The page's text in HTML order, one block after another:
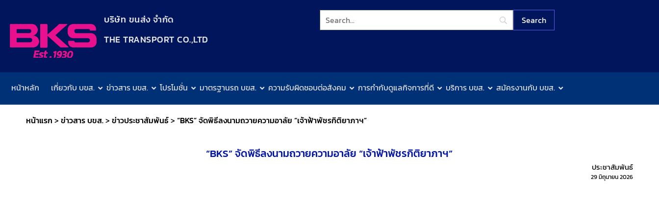
บริษัท ขนส่ง จำกัด
THE TRANSPORT CO.,LTD​
หน้าหลัก เกี่ยวกับ บขส. ข่าวสาร บขส. โปรโมชั่น มาตรฐานรถ บขส. ความรับผิดชอบต่อสังคม การกำกับดูแลกิจการที่ดี บริการ บขส. สมัครงานกับ บขส.
หน้าแรก >ข่าวสาร บขส.>ข่าวประชาสัมพันธ์>“BKS” จัดพิธีลงนามถวายความอาลัย “เจ้าฟ้าพัชรกิติยาภาฯ”
“BKS” จัดพิธีลงนามถวายความอาลัย “เจ้าฟ้าพัชรกิติยาภาฯ”
ประชาสัมพันธ์
29 มิถุนายน 2026